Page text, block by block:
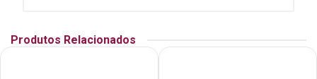
Produtos Relacionados